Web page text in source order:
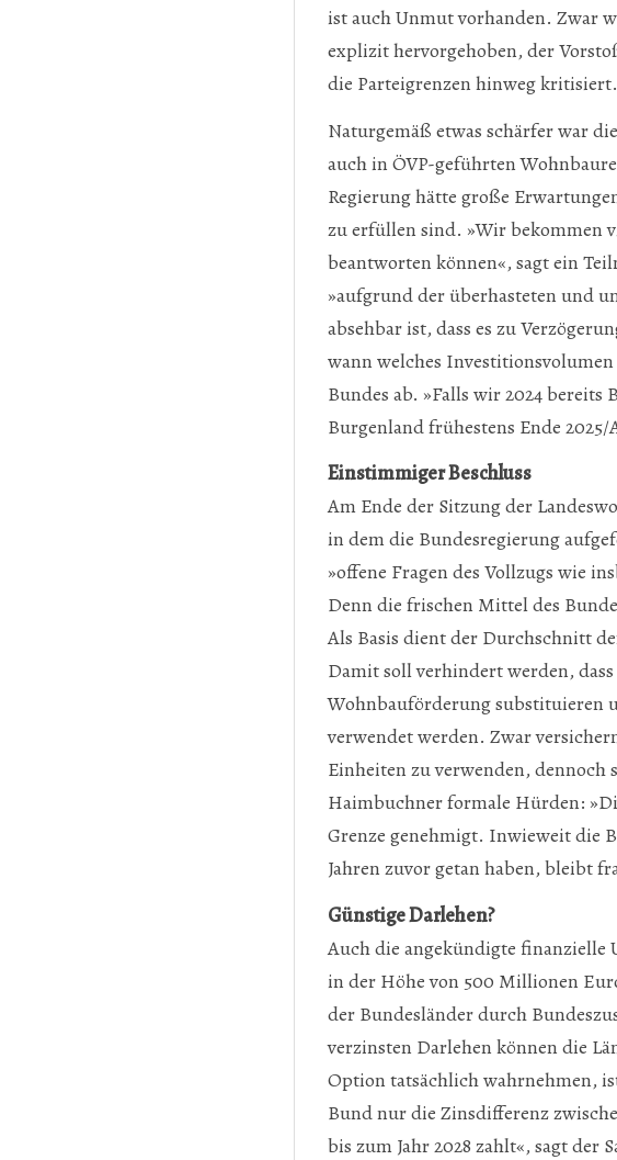
ist auch Unmut vorhanden. Zwar
explizit hervorgehoben, der
die Parteigrenzen hinweg kritisiert.
Naturgemäß etwas schärfer war
auch in ÖVP-geführten
Regierung hätte große
zu erfüllen sind. »Wir bekommen
beantworten können«, sagt ein
»aufgrund der überhasteten und
absehbar ist, dass es zu
wann welches
Bundes ab. »Falls wir 2024
Burgenland frühestens Ende
Einstimmiger Beschluss
Am Ende der Sitzung der
in dem die Bundesregierung
»offene Fragen des Vollzugs wie
Denn die frischen Mittel des
Als Basis dient der Durchschnitt
Damit soll verhindert werden,
Wohnbauförderung substituieren
verwendet werden. Zwar
Einheiten zu verwenden,
Haimbuchner formale Hürden:
Grenze genehmigt. Inwieweit die
Jahren zuvor getan haben, bleibt
Günstige Darlehen?
Auch die angekündigte finanzielle
in der Höhe von 500 Millionen
der Bundesländer durch
verzinsten Darlehen können die
Option tatsächlich wahrnehmen,
Bund nur die Zinsdifferenz
bis zum Jahr 2028 zahlt«, sagt